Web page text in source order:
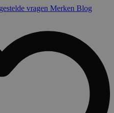
vragen Merken Blog